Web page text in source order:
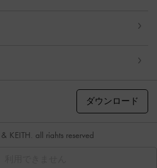
ダウンロード
KEITH, all rights reserved